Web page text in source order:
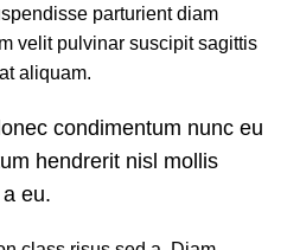
parturient diam
velit pulvinar suscipit sagittis
aliquam.
condimentum nunc eu
hendrerit nisl mollis
eu.